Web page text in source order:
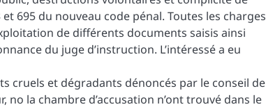
695 du nouveau code pénal. Toutes les charges
de différents documents saisis ainsi
du juge d’instruction. L’intéressé a eu
cruels et dégradants dénoncés par le conseil de
la chambre d’accusation n’ont trouvé dans le